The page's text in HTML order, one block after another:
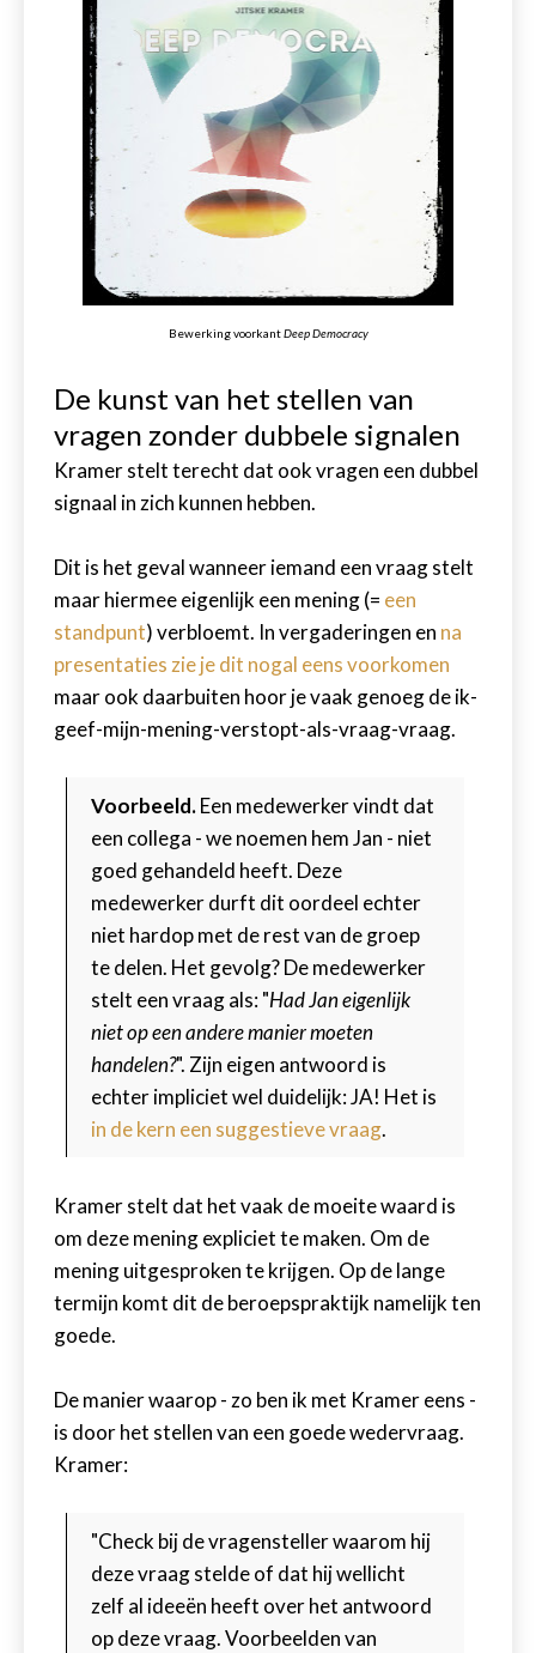
Bewerking voorkantDeep Democracy
De kunst van het stellen van
vragen zonder dubbele signalen
Kramer stelt terecht dat ook vragen een dubbel
signaal in zich kunnen hebben.
Dit is het geval wanneer iemand een vraag stelt
maar hiermee eigenlijk een mening (= een
standpunt) verbloemt. In vergaderingen en na
presentaties zie je dit nogal eens voorkomen
maar ook daarbuiten hoor je vaak genoeg de ik-
geef-mijn-mening-verstopt-als-vraag-vraag.
Voorbeeld.Een medewerker vindt dat
een collega - we noemen hem Jan - niet
goed gehandeld heeft. Deze
medewerker durft dit oordeel echter
niet hardop met de rest van de groep
te delen. Het gevolg? De medewerker
stelt een vraag als: "Had Jan eigenlijk
niet op een andere manier moeten
handelen?". Zijn eigen antwoord is
echter impliciet wel duidelijk: JA! Het is
in de kern een suggestieve vraag.
Kramer stelt dat het vaak de moeite waard is
om deze mening expliciet te maken. Om de
mening uitgesproken te krijgen. Op de lange
termijn komt dit de beroepspraktijk namelijk ten
goede.
De manier waarop - zo ben ik met Kramer eens -
is door het stellen van een goede wedervraag.
Kramer:
"Check bij de vragensteller waarom hij
deze vraag stelde of dat hij wellicht
zelf al ideeën heeft over het antwoord
op deze vraag. Voorbeelden van